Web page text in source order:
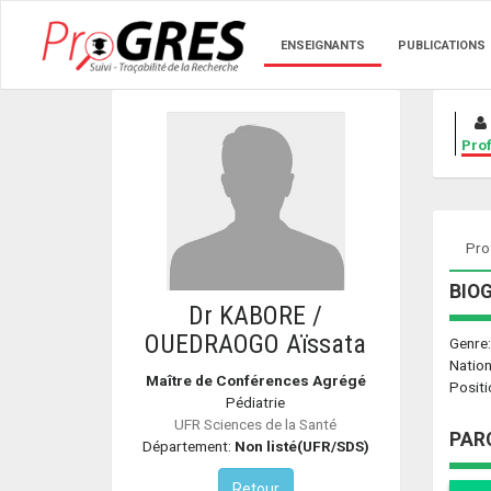
ENSEIGNANTS PUBLICATIONS
Dr KABORE /
OUEDRAOGO Aïssata
Maître de Conférences Agrégé
Pédiatrie
UFR Sciences de la Santé
Département: Non listé(UFR/SDS)
Genre: